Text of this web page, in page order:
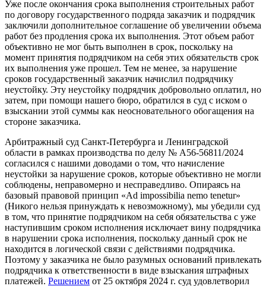
Уже после окончания срока выполнения строительных работ
по договору государственного подряда заказчик и подрядчик
заключили дополнительное соглашение об увеличении объема
работ без продления срока их выполнения. Этот объем работ
объективно не мог быть выполнен в срок, поскольку на
момент принятия подрядчиком на себя этих обязательств срок
их выполнения уже прошел. Тем не менее, за нарушение
сроков государственный заказчик начислил подрядчику
неустойку. Эту неустойку подрядчик добровольно оплатил, но
затем, при помощи нашего бюро, обратился в суд с иском о
взыскании этой суммы как неосновательного обогащения на
стороне заказчика.
Арбитражный суд Санкт-Петербурга и Ленинградской
области в рамках производства по делу № А56-56811/2024
согласился с нашими доводами о том, что начисление
неустойки за нарушение сроков, которые объективно не могли
соблюдены, неправомерно и несправедливо. Опираясь на
базовый правовой принцип «Ad impossibilia nemo tenetur»
(Никого нельзя принуждать к невозможному), мы убедили суд
в том, что принятие подрядчиком на себя обязательства с уже
наступившим сроком исполнения исключает вину подрядчика
в нарушении срока исполнения, поскольку данный срок не
находится в логической связи с действиями подрядчика.
Поэтому у заказчика не было разумных оснований привлекать
подрядчика к ответственности в виде взыскания штрафных
платежей. Решением от 25 октября 2024 г. суд удовлетворил